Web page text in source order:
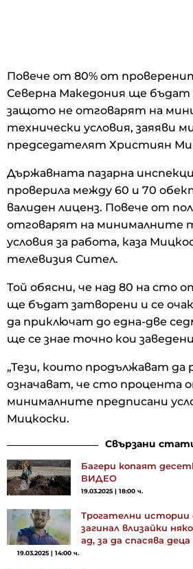
Повече от 80% от
Северна Македония ще бъдат
защото не отговарят на
технически условия, заяяви
председателят Християн
Държавната пазарна
проверила между 60 и 70
валиден лиценз. Повече от
отговарят на минималните
условия за работа, каза
телевизия Сител.
Той обясни, че над 80 на сто
ще бъдат затворени и се
да приключат до една-две
ще се знае точно кои
„Тези, които продължават
означават, че сто процента
минималните предписани
Мицкоски.
Свързани
Багери копаят
ВИДЕО
19.03.2025 | 18:00 ч.
Трогателни
загинал влизайки
ад, за да спасява деца
19.03.2025 | 14:00 ч.